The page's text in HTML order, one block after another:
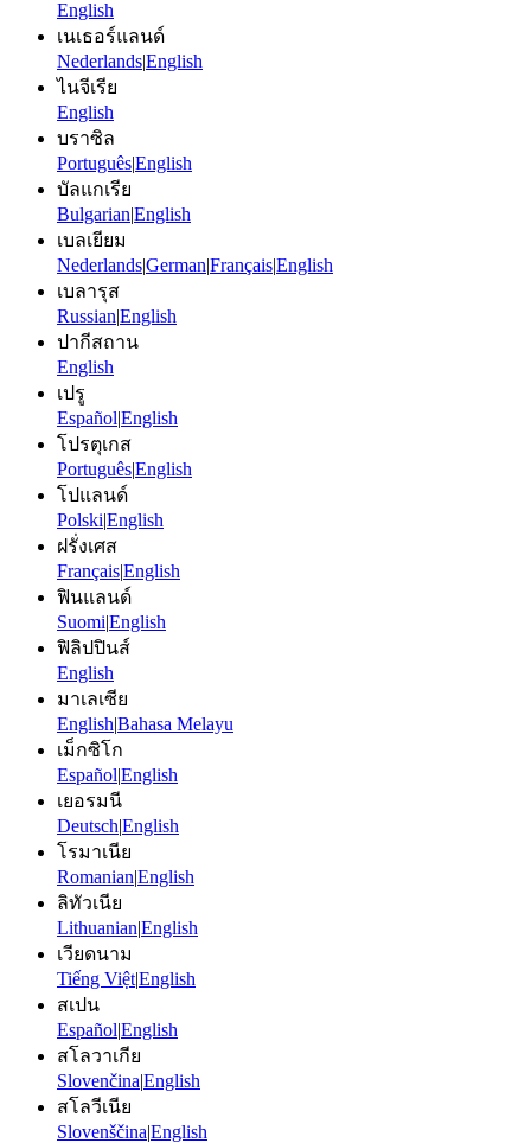
English
เนเธอร์แลนด์
Nederlands|English
ไนจีเรีย
English
บราซิล
Português|English
บัลแกเรีย
Bulgarian|English
เบลเยียม
Nederlands|German|Français|English
เบลารุส
Russian|English
ปากีสถาน
English
เปรู
Español|English
โปรตุเกส
Português|English
โปแลนด์
Polski|English
ฝรั่งเศส
Français|English
ฟินแลนด์
Suomi|English
ฟิลิปปินส์
English
มาเลเซีย
English|Bahasa Melayu
เม็กซิโก
Español|English
เยอรมนี
Deutsch|English
โรมาเนีย
Romanian|English
ลิทัวเนีย
Lithuanian|English
เวียดนาม
Tiếng Việt|English
สเปน
Español|English
สโลวาเกีย
Slovenčina|English
สโลวีเนีย
Slovenščina|English